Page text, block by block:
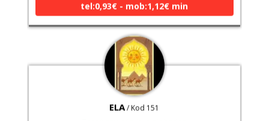
ELA/ Kod 151